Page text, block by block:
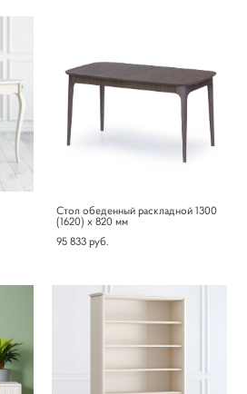
Стол обеденный раскладной 1300
(1620) х 820 мм
95 833 pуб.